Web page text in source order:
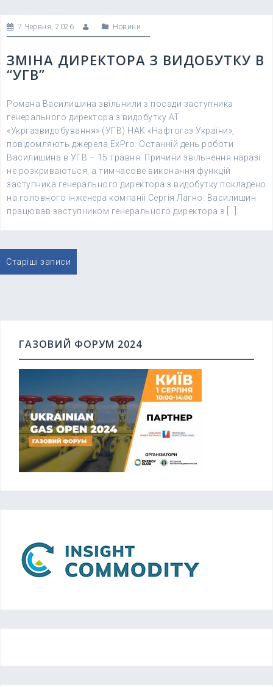
7 Червня, 2026 Новини
ЗМІНА ДИРЕКТОРА З ВИДОБУТКУ В
“УГВ”
Романа Василишина звільнили з посади заступника
генерального директора з видобутку АТ
«Укргазвидобування» (УГВ) НАК «Нафтогаз України»,
повідомляють джерела ExPro. Останній день роботи
Василишина в УГВ – 15 травня. Причини звільнення наразі
не розкриваються, а тимчасове виконання функцій
заступника генерального директора з видобутку покладено
на головного інженера компанії Сергія Лагно. Василишин
працював заступником генерального директора з […]
Навігація
записів
Старіші записи
ГАЗОВИЙ ФОРУМ 2024